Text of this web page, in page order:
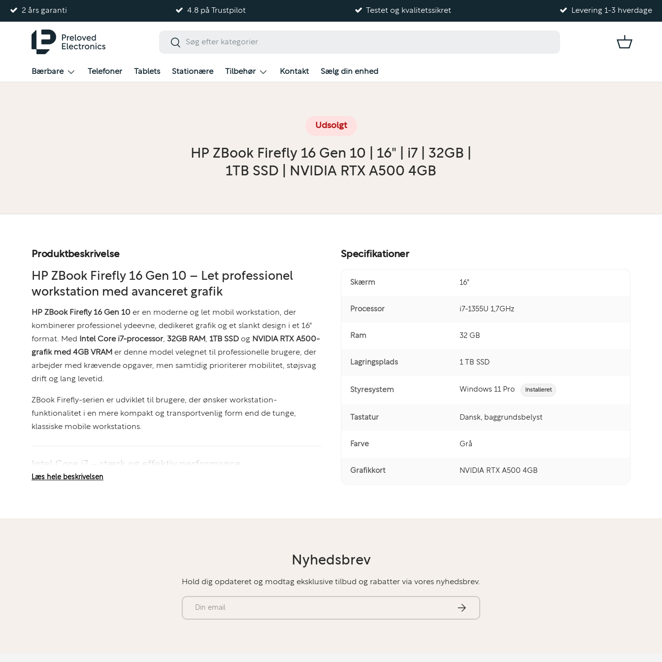
2 års garanti 4.8 på Trustpilot Testet og kvalitetssikret Levering 1-3 hverdage
Søg
Kurv
Bærbare Telefoner Tablets Stationære Tilbehør Kontakt Sælg din enhed
Udsolgt
HP ZBook Firefly 16 Gen 10 | 16" | i7 | 32GB |
1TB SSD | NVIDIA RTX A500 4GB
Produktbeskrivelse
HP ZBook Firefly 16 Gen 10 – Let professionel
workstation med avanceret grafik
HP ZBook Firefly 16 Gen 10 er en moderne og let mobil workstation, der
kombinerer professionel ydeevne, dedikeret grafik og et slankt design i et 16"
format. Med
Intel Core i7-processor, 32GB RAM, 1TB SSD og NVIDIA RTX A500-
grafik med 4GB VRAM er denne model velegnet til professionelle brugere, der
arbejder med krævende opgaver, men samtidig prioriterer mobilitet, støjsvag
drift og lang levetid.
ZBook Firefly-serien er udviklet til brugere, der ønsker workstation-
funktionalitet i en mere kompakt og transportvenlig form end de tunge,
klassiske mobile workstations.
Intel Core i7 – stærk og effektiv performance
Den indbyggedeIntel Core i7-processor
Professionelle kontor- og analyseopgaver
Kreative workflows med moderate systemkrav
Læs hele beskrivelsen
Specifikationer
Skærm 16"
Processor i7-1355U 1,7GHz
Ram 32 GB
Lagringsplads 1 TB SSD
Styresystem Windows 11 Pro Installeret
Tastatur Dansk, baggrundsbelyst
Farve Grå
Grafikkort NVIDIA RTX A500 4GB
Nyhedsbrev
Hold dig opdateret og modtag eksklusive tilbud og rabatter via vores nyhedsbrev.
E-mail
Abonner